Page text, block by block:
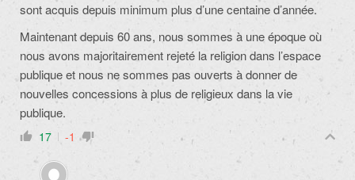
sont acquis depuis minimum plus d’une centaine d’année.
Maintenant depuis 60 ans, nous sommes à une époque où
nous avons majoritairement rejeté la religion dans l’espace
publique et nous ne sommes pas ouverts à donner de
nouvelles concessions à plus de religieux dans la vie
publique.
17 -1